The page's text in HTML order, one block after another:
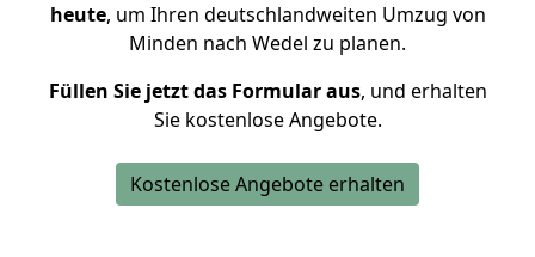
heute, um Ihren deutschlandweiten Umzug von
Minden nach Wedel zu planen.
Füllen Sie jetzt das Formular aus, und erhalten
Sie kostenlose Angebote.
Kostenlose Angebote erhalten